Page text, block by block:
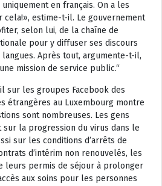
en français. On a les
cela!», estime-t-il. Le gouvernement
selon lui, de la chaîne de
pour y diffuser ses discours
Après tout, argumente-t-il,
une mission de service public.“
sur les groupes Facebook des
étrangères au Luxembourg montre
sont nombreuses. Les gens
sur la progression du virus dans le
sur les conditions d’arrêts de
d’intérim non renouvelés, les
leurs permis de séjour à prolonger
aux soins pour les personnes